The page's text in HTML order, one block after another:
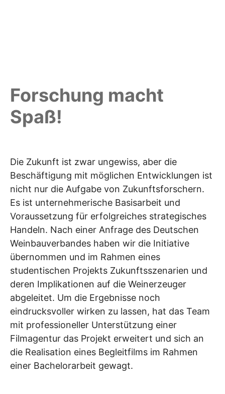
Forschung macht
Spaß!
Die Zukunft ist zwar ungewiss, aber die
Beschäftigung mit möglichen Entwicklungen ist
nicht nur die Aufgabe von Zukunftsforschern.
Es ist unternehmerische Basisarbeit und
Voraussetzung für erfolgreiches strategisches
Handeln. Nach einer Anfrage des Deutschen
Weinbauverbandes haben wir die Initiative
übernommen und im Rahmen eines
studentischen Projekts Zukunftsszenarien und
deren Implikationen auf die Weinerzeuger
abgeleitet. Um die Ergebnisse noch
eindrucksvoller wirken zu lassen, hat das Team
mit professioneller Unterstützung einer
Filmagentur das Projekt erweitert und sich an
die Realisation eines Begleitfilms im Rahmen
einer Bachelorarbeit gewagt.